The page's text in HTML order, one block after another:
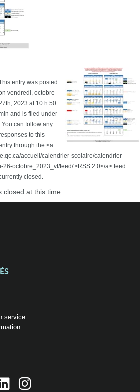
entry was posted
vendredi, octobre
2023 at 10 h 50
and is filed under
. You can follow any
to this
through the <a
accueil/calendrier-scolaire/calendrier-
octobre_2023_vf/feed/'>RSS 2.0</a> feed.
closed.
closed at this time.
service